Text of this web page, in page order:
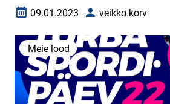
Loomise kuupäev
09.01.2023 Autorveikko.korv
Meie lood